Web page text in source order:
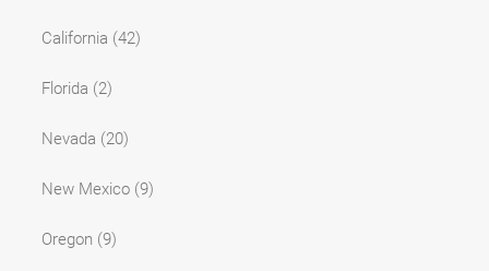
California (42)
Florida (2)
Nevada (20)
New Mexico (9)
Oregon (9)